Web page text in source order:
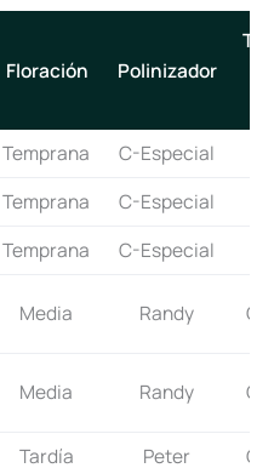
Floración Polinizador
Temprana C-Especial
Temprana C-Especial
Temprana C-Especial
Media Randy
Media Randy
Tardía Peter